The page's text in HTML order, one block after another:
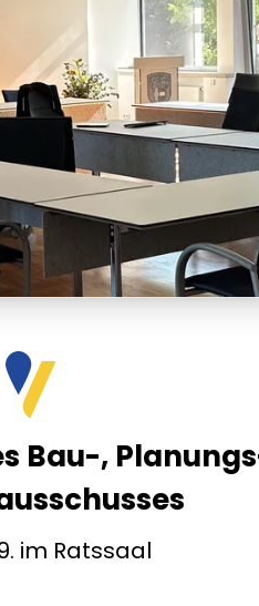
Bau-,
im Ratssaal